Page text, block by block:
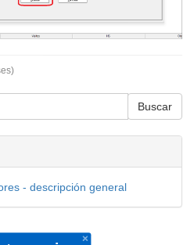
- descripción general